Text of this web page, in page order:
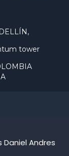
tower
Andres